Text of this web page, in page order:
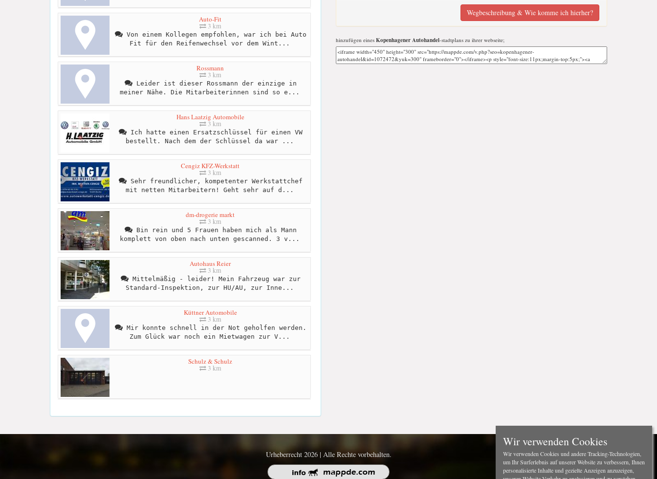
Auto-Fit
3 km
Von einem Kollegen empfohlen, war ich bei Auto
Fit für den Reifenwechsel vor dem Wint...
Rossmann
3 km
Leider ist dieser Rossmann der einzige in
meiner Nähe. Die Mitarbeiterinnen sind so e...
Hans Laatzig Automobile
3 km
Ich hatte einen Ersatzschlüssel für einen VW
bestellt. Nach dem der Schlüssel da war ...
Cengiz KFZ-Werkstatt
3 km
Sehr freundlicher, kompetenter Werkstattchef
mit netten Mitarbeitern! Geht sehr auf d...
dm-drogerie markt
3 km
Bin rein und 5 Frauen haben mich als Mann
komplett von oben nach unten gescanned. 3 v...
Autohaus Reier
3 km
Mittelmäßig - leider! Mein Fahrzeug war zur
Standard-Inspektion, zur HU/AU, zur Inne...
Küttner Automobile
3 km
Mir konnte schnell in der Not geholfen werden.
Zum Glück war noch ein Mietwagen zur V...
Schulz & Schulz
3 km
Wegbeschreibung & Wie komme ich hierher?
hinzufügen eines Kopenhagener Autohandel-stadtplans zu ihrer webseite;
Urheberrecht 2026 | Alle Rechte vorbehalten.
Wir verwenden Cookies
Wir verwenden Cookies und andere Tracking-Technologien,
um Ihr Surferlebnis auf unserer Website zu verbessern, Ihnen
personalisierte Inhalte und gezielte Anzeigen anzuzeigen,